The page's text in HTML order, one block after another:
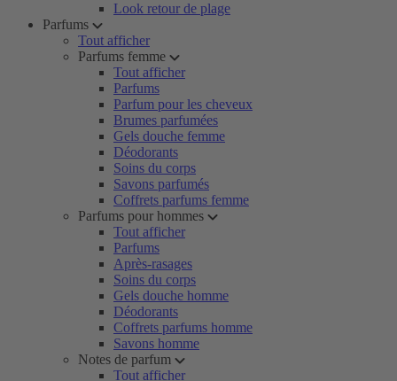
Look retour de plage
Parfums
Tout afficher
Parfums femme
Tout afficher
Parfums
Parfum pour les cheveux
Brumes parfumées
Gels douche femme
Déodorants
Soins du corps
Savons parfumés
Coffrets parfums femme
Parfums pour hommes
Tout afficher
Parfums
Après-rasages
Soins du corps
Gels douche homme
Déodorants
Coffrets parfums homme
Savons homme
Notes de parfum
Tout afficher